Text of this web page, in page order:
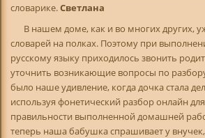
словарике.Светлана
В нашем доме, как и во многих других,
словарей на полках. Поэтому при
русскому языку приходилось звонить
уточнить возникающие вопросы по
было наше удивление, когда дочка стала
используя фонетический разбор онлайн
правильности выполненной домашней
теперь наша бабушка спрашивает у